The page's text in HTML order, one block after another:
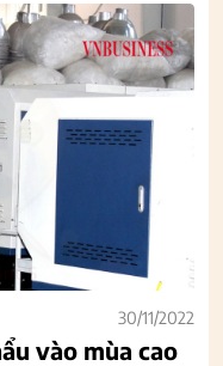
30/11/2022
vào mùa cao